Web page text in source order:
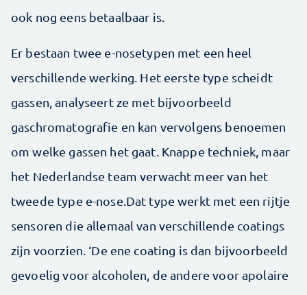
ook nog eens betaalbaar is.
Er bestaan twee e-nosetypen met een heel
verschillende werking. Het eerste type scheidt
gassen, analyseert ze met bijvoorbeeld
gaschromatografie en kan vervolgens benoemen
om welke gassen het gaat. Knappe techniek, maar
het Nederlandse team verwacht meer van het
tweede type e-nose.Dat type werkt met een rijtje
sensoren die allemaal van verschillende coatings
zijn voorzien. ‘De ene coating is dan bijvoorbeeld
gevoelig voor alcoholen, de andere voor apolaire